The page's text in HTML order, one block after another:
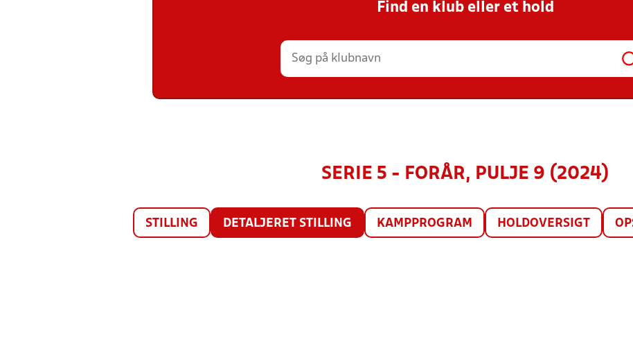
Find en klub eller et hold
SERIE 5 - FORÅR, PULJE 9 (2024)
STILLING DETALJERET STILLING KAMPPROGRAM HOLDOVERSIGT